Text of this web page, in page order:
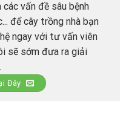
vấn đề sâu bệnh
để cây trồng nhà bạn
ngay với tư vấn viên
sẽ sớm đưa ra giải
Đây